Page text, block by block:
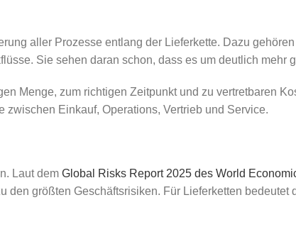
aller Prozesse entlang der Lieferkette. Dazu
Sie sehen daran schon, dass es um deutlich mehr
Menge, zum richtigen Zeitpunkt und zu vertretbaren
Einkauf, Operations, Vertrieb und Service.
Laut dem Global Risks Report 2025 des World
größten Geschäftsrisiken. Für Lieferketten bedeutet